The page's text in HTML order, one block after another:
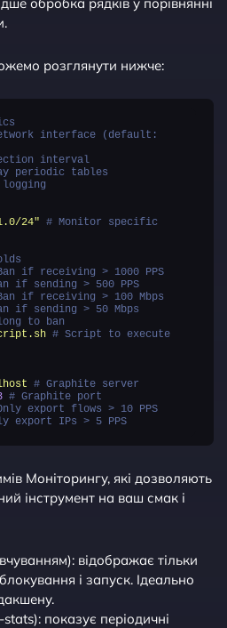
розглянути нижче:
interface (default:
interval
periodic tables
24" # Monitor specific
if receiving > 1000 PPS
if sending > 500 PPS
if receiving > 100 Mbps
if sending > 50 Mbps
to ban
# Script to execute
# Graphite server
# Graphite port
export flows > 10 PPS
export IPs > 5 PPS
Моніторингу, які дозволяють
інструмент на ваш смак і
відображає тільки
і запуск. Ідеально
показує періодичні